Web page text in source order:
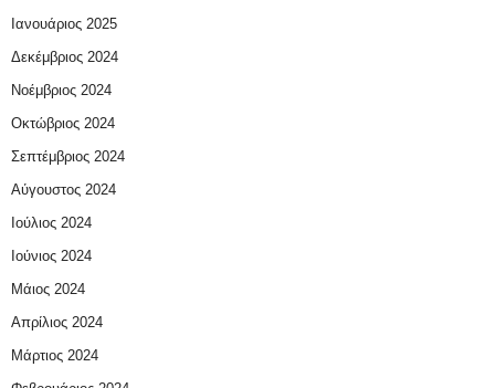
Ιανουάριος 2025
Δεκέμβριος 2024
Νοέμβριος 2024
Οκτώβριος 2024
Σεπτέμβριος 2024
Αύγουστος 2024
Ιούλιος 2024
Ιούνιος 2024
Μάιος 2024
Απρίλιος 2024
Μάρτιος 2024